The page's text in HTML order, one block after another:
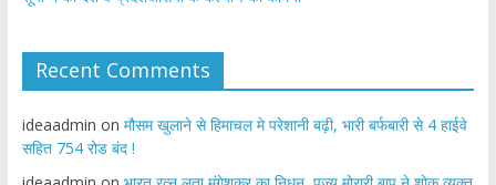
Recent Comments
ideaadmin on मौसम खुलाने से हिमाचल मे परेशानी बढ़ी, भारी बर्फबारी से 4 हाईवे
सहित 754 रोड बंद !